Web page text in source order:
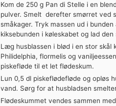
Kom de 250 g Pan di Stelle i en
pulver. Smelt derefter smørret ved
småkager. Tryk massen ud i
kiksebunden i køleskabet og lad
Læg husblassen i blød i en stor skål
Philidelphia, flormelis og
piskefløde til et let flødeskum.
Lun 0,5 dl piskeflødefløde og opløs
vand. Sørg for at husbladsen
Flødeskummet vendes sammen